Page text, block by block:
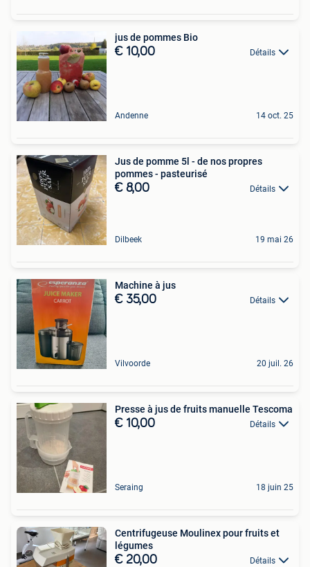
jus de pommes Bio
€ 10,00 Détails
Andenne 14 oct. 25
Jus de pomme 5l - de nos propres
pommes - pasteurisé
€ 8,00 Détails
Dilbeek 19 mai 26
Machine à jus
€ 35,00 Détails
Vilvoorde 20 juil. 26
Presse à jus de fruits manuelle Tescoma
€ 10,00 Détails
Seraing 18 juin 25
Centrifugeuse Moulinex pour fruits et
légumes
€ 20,00 Détails